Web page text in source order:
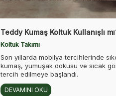
Teddy Kumaş Koltuk Kullanışlı
Koltuk Takımı
Son yıllarda mobilya tercihlerinde
kumaş, yumuşak dokusu ve sıcak
tercih edilmeye başlandı.
DEVAMINI OKU